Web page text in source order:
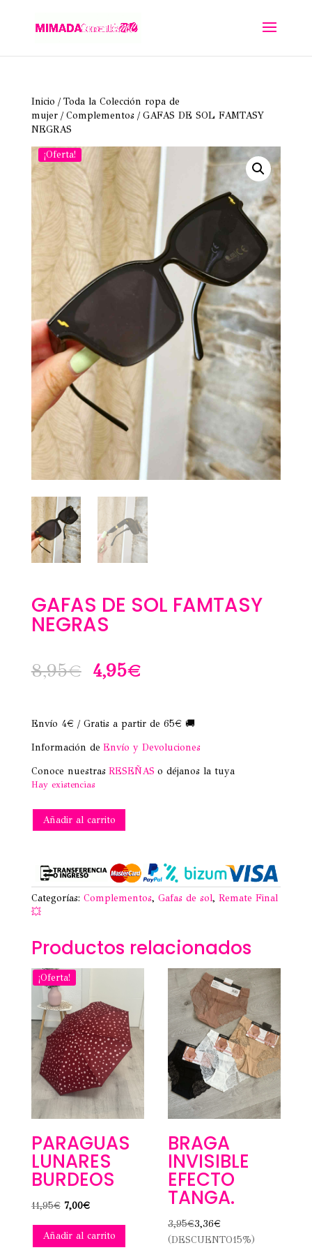
Inicio /Toda la Colección ropa de
mujer/Complementos / GAFAS DE SOL FAMTASY
NEGRAS
¡Oferta!
GAFAS DE SOL FAMTASY
NEGRAS
8,95€ El
original
era:
8,95€.
4,95€El
actual
es:
4,95€.
Envío 4€ / Gratis a partir de 65€ 🚚
Información de Envío y Devoluciones
Conoce nuestras RESEÑAS o déjanos la tuya
Hay existencias
GAFAS
NEGRAS
cantidad
Añadir al carrito
Categorías: Complementos, Gafas de sol, Remate Final
💥
Productos relacionados
¡Oferta!
PARAGUAS
LUNARES
BURDEOS
11,95€ El
original
7,00€El
actual
Añadir al carrito
BRAGA
INVISIBLE
EFECTO
TANGA.
3,95€3,36€
(DESCUENTO15%)